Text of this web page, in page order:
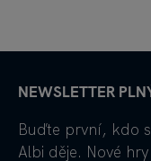
NEWSLETTER
Buďte první, kdo
Albi děje. Nové